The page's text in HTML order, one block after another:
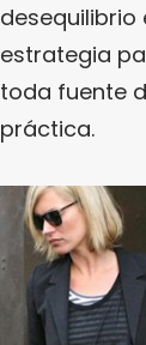
desequilibrio
estrategia
toda fuente
práctica.